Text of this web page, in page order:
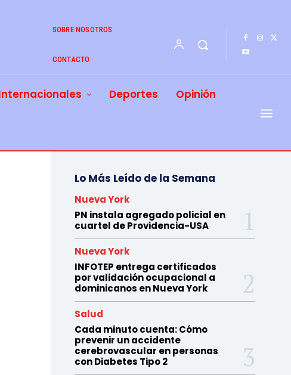
SOBRE NOSOTROS
CONTACTO
Deportes Opinión
Lo Más Leído de la Semana
Nueva York
PN instala agregado policial en
cuartel de Providencia-USA
Nueva York
INFOTEP entrega certificados
por validación ocupacional a
dominicanos en Nueva York
Salud
Cada minuto cuenta: Cómo
prevenir un accidente
cerebrovascular en personas
con Diabetes Tipo 2